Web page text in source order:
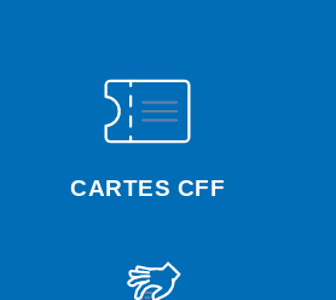
CARTES CFF